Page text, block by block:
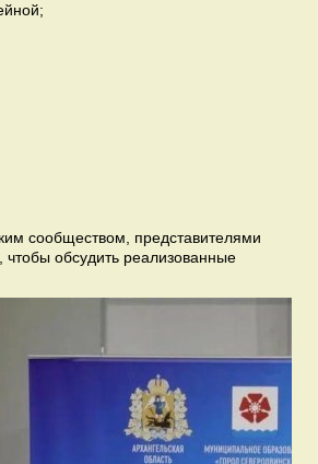
сообществом, представителями
обсудить реализованные